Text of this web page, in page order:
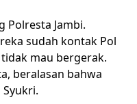
Polresta Jambi.
sudah kontak Pol
tidak mau bergerak.
beralasan bahwa